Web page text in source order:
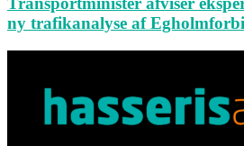
ny trafikanalyse af